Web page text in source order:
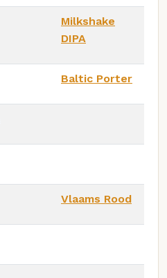
Milkshake
DIPA
Baltic Porter
Vlaams Rood